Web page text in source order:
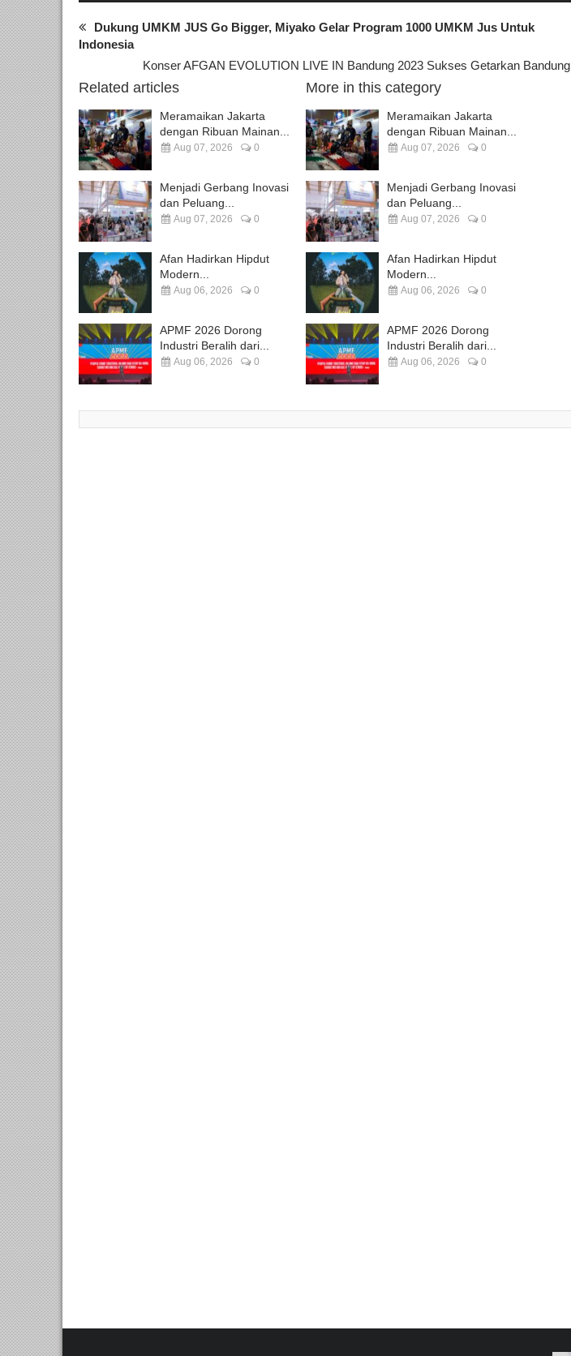
Dukung UMKM JUS Go Bigger, Miyako Gelar Program 1000 UMKM Jus Untuk
Indonesia
Konser AFGAN EVOLUTION LIVE IN Bandung 2023 Sukses Getarkan Bandung
Related articles
Meramaikan Jakarta
dengan Ribuan Mainan...
Aug 07, 2026 0
Menjadi Gerbang Inovasi
dan Peluang...
Aug 07, 2026 0
Afan Hadirkan Hipdut
Modern...
Aug 06, 2026 0
APMF 2026 Dorong
Industri Beralih dari...
Aug 06, 2026 0
More in this category
Meramaikan Jakarta
dengan Ribuan Mainan...
Aug 07, 2026 0
Menjadi Gerbang Inovasi
dan Peluang...
Aug 07, 2026 0
Afan Hadirkan Hipdut
Modern...
Aug 06, 2026 0
APMF 2026 Dorong
Industri Beralih dari...
Aug 06, 2026 0